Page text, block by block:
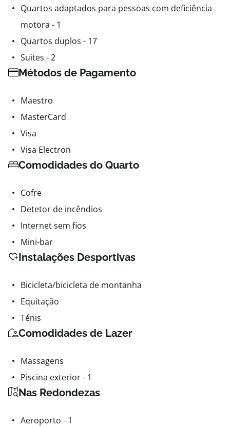
Quartos adaptados para pessoas com deficiência
motora - 1
Quartos duplos - 17
Suites - 2
Métodos de Pagamento
Maestro
MasterCard
Visa
Visa Electron
Comodidades do Quarto
Cofre
Detetor de incêndios
Internet sem fios
Mini-bar
Instalações Desportivas
Bicicleta/bicicleta de montanha
Equitação
Ténis
Comodidades de Lazer
Massagens
Piscina exterior - 1
Nas Redondezas
Aeroporto - 1